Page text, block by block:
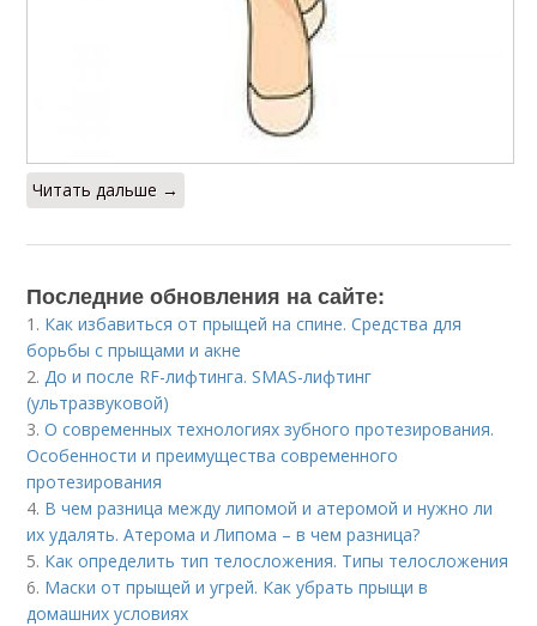
Читать дальше →
Последние обновления на сайте:
1. Как избавиться от прыщей на спине. Средства для
борьбы с прыщами и акне
2.До и после RF-лифтинга. SMAS-лифтинг
(ультразвуковой)
3.О современных технологиях зубного протезирования.
Особенности и преимущества современного
протезирования
4. В чем разница между липомой и атеромой и нужно ли
их удалять. Атерома и Липома – в чем разница?
5. Как определить тип телосложения. Типы телосложения
6. Маски от прыщей и угрей. Как убрать прыщи в
домашних условиях